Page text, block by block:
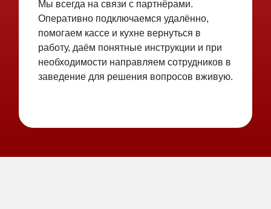
Мы всегда на связи с партнёрами.
Оперативно подключаемся удалённо,
помогаем кассе и кухне вернуться в
работу, даём понятные инструкции и при
необходимости направляем сотрудников в
заведение для решения вопросов вживую.